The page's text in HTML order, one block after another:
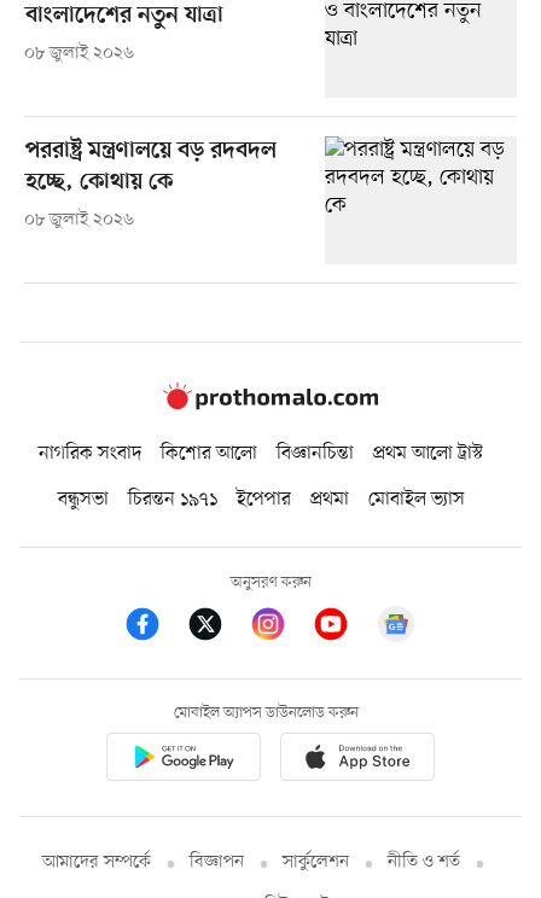
বাংলাদেশের নতুন যাত্রা
০৮ জুলাই ২০২৬
পররাষ্ট্র মন্ত্রণালয়ে বড় রদবদল
হচ্ছে, কোথায় কে
০৮ জুলাই ২০২৬
নাগরিক সংবাদ কিশোর আলো বিজ্ঞানচিন্তা
প্রথম আলো ট্রাস্ট
বন্ধুসভা
চিরন্তন ১৯৭১ ইপেপার প্রথমা মোবাইল ভ্যাস
অনুসরণ করুন
মোবাইল অ্যাপস ডাউনলোড করুন
আমাদের সম্পর্কে বিজ্ঞাপন সার্কুলেশন
নীতি ও শর্ত